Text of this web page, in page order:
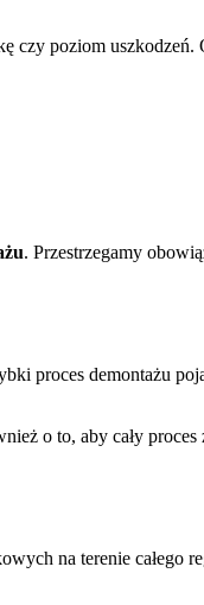
poziom uszkodzeń.
. Przestrzegamy
proces demontażu
o to, aby cały proces
na terenie całego